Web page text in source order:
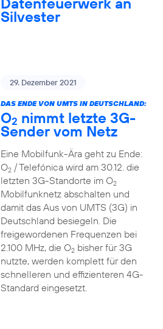
Silvester
29. Dezember 2021
DAS ENDE VON UMTS IN DEUTSCHLAND:
O2 nimmt letzte 3G-
Sender vom Netz
Eine Mobilfunk-Ära geht zu Ende:
O2/ Telefónica wird am 30.12. die
letzten 3G-Standorte im O2
Mobilfunknetz abschalten und
damit das Aus von UMTS (3G) in
Deutschland besiegeln. Die
freigewordenen Frequenzen bei
2.100 MHz, die O2bisher für 3G
nutzte, werden komplett für den
schnelleren und effizienteren 4G-
Standard eingesetzt.